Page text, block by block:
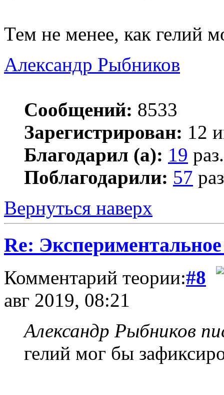
Тем не менее, как гелий
Александр Рыбников
Сообщений: 8533
Зарегистрирован: 12
Благодарил (а): 19 раз.
Поблагодарили: 57
Вернуться наверх
Re:
Комментарий теории:#8
авг 2019, 08:21
Александр Рыбников
гелий мог бы